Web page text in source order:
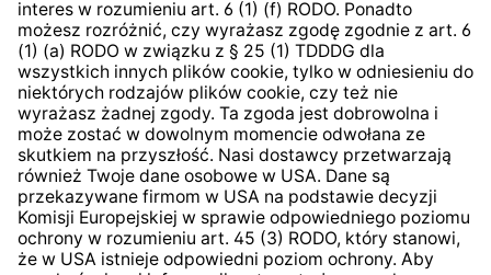
Strategia podatkowa
System zgłaszania nieprawidłowości